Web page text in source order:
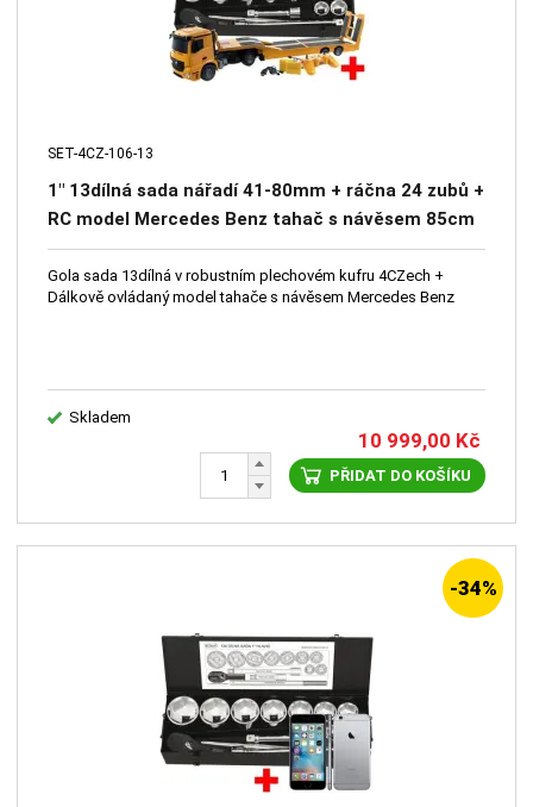
SET-4CZ-106-13
1" 13dílná sada nářadí 41-80mm + ráčna 24 zubů +
RC model Mercedes Benz tahač s návěsem 85cm
2,4Ghz
Gola sada 13dílná v robustním plechovém kufru 4CZech +
Dálkově ovládaný model tahače s návěsem Mercedes Benz
Skladem
10 999,00 Kč
PŘIDAT DO KOŠÍKU
-34%